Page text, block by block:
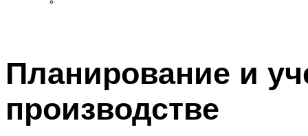
Планирование и
производстве